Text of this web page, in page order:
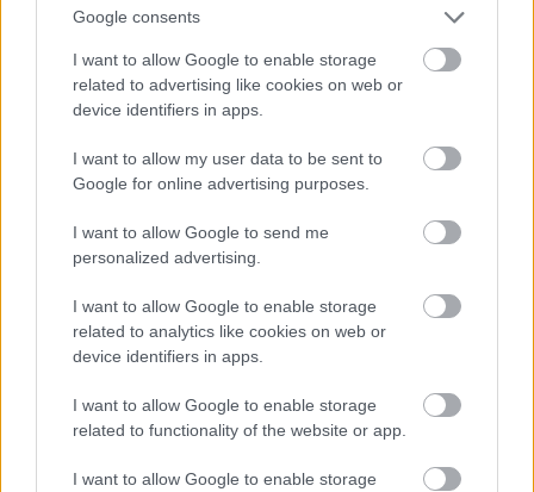
Google consents
I want to allow Google to enable storage
related to advertising like cookies on web or
device identifiers in apps.
I want to allow my user data to be sent to
Google for online advertising purposes.
I want to allow Google to send me
personalized advertising.
I want to allow Google to enable storage
related to analytics like cookies on web or
device identifiers in apps.
I want to allow Google to enable storage
related to functionality of the website or app.
I want to allow Google to enable storage
Jön még kép!